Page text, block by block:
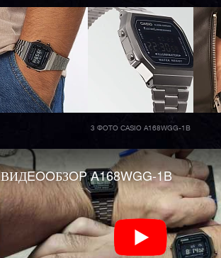
3 ФОТО CASIO A168WGG-1B
ВИДEOOБЗOP A168WGG-1B